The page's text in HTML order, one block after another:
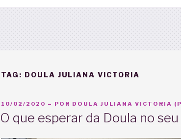
TAG: DOULA JULIANA VICTORIA
PUBLICADO
10/02/2020 – POR DOULA JULIANA VICTORIA
O que esperar da Doula no